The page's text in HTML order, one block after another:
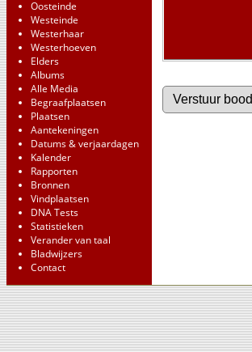
Oosteinde
Westeinde
Westerhaar
Westerhoeven
Elders
Albums
Alle Media
Begraafplaatsen
Plaatsen
Aantekeningen
Datums & verjaardagen
Kalender
Rapporten
Bronnen
Vindplaatsen
DNA Tests
Statistieken
Verander van taal
Bladwijzers
Contact